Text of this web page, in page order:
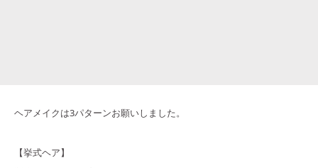
ヘアメイクは3パターンお願いしました。
【挙式ヘア】